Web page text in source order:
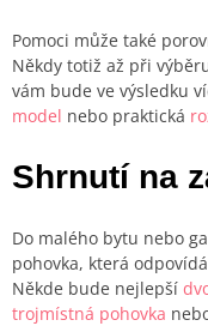
Pomoci může také
Někdy totiž až při
vám bude ve výsledku
model nebo praktická
Shrnutí na
Do malého bytu nebo
pohovka, která
Někde bude nejlepší
trojmístná pohovka